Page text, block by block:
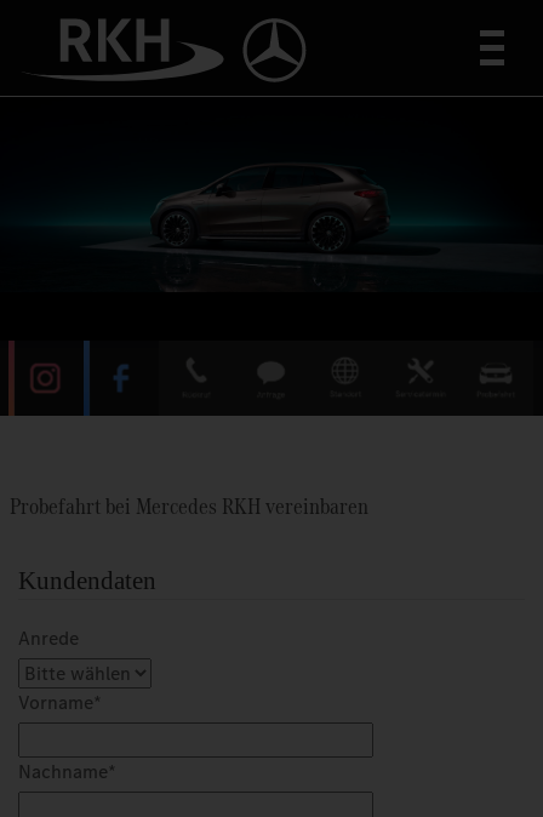
Probefahrt bei Mercedes RKH vereinbaren
Kundendaten
Anrede
Vorname*
Nachname*